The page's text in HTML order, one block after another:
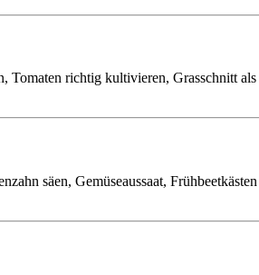
richtig kultivieren, Grasschnitt
säen, Gemüseaussaat,